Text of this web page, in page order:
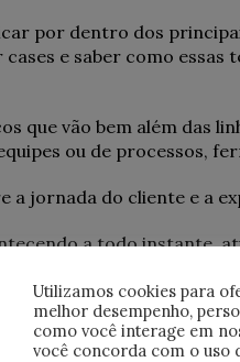
por dentro dos
cases e saber como
que vão bem além das
ou de processos,
a jornada do cliente e a
a todo instante,
para se diferenciar no
einscreva-se
Utilizamos cookies para
melhor desempenho,
como você interage em
você concorda com o uso